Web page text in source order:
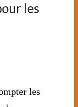
les
les